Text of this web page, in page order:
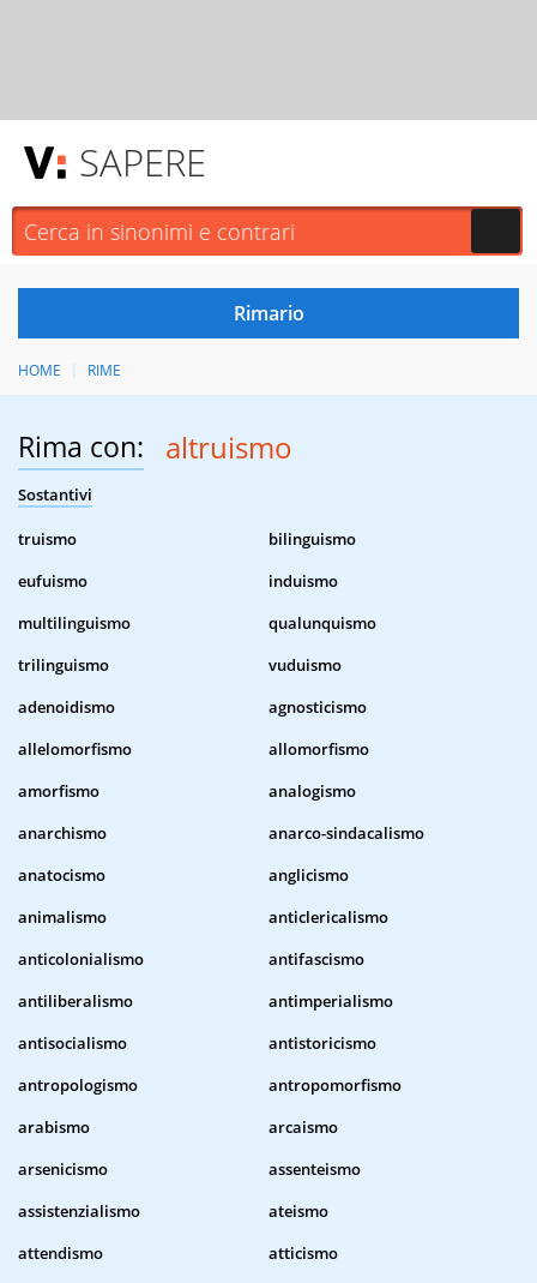
SAPERE
HOME RIME
Rima con: altruismo
Sostantivi
truismo
bilinguismo
eufuismo
induismo
multilinguismo
qualunquismo
trilinguismo
vuduismo
adenoidismo
agnosticismo
allelomorfismo
allomorfismo
amorfismo
analogismo
anarchismo
anarco-sindacalismo
anatocismo
anglicismo
animalismo
anticlericalismo
anticolonialismo
antifascismo
antiliberalismo
antimperialismo
antisocialismo
antistoricismo
antropologismo
antropomorfismo
arabismo
arcaismo
arsenicismo
assenteismo
assistenzialismo
ateismo
attendismo
atticismo